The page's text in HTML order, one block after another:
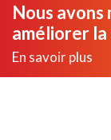
Nous avons
améliorer
En savoir plus